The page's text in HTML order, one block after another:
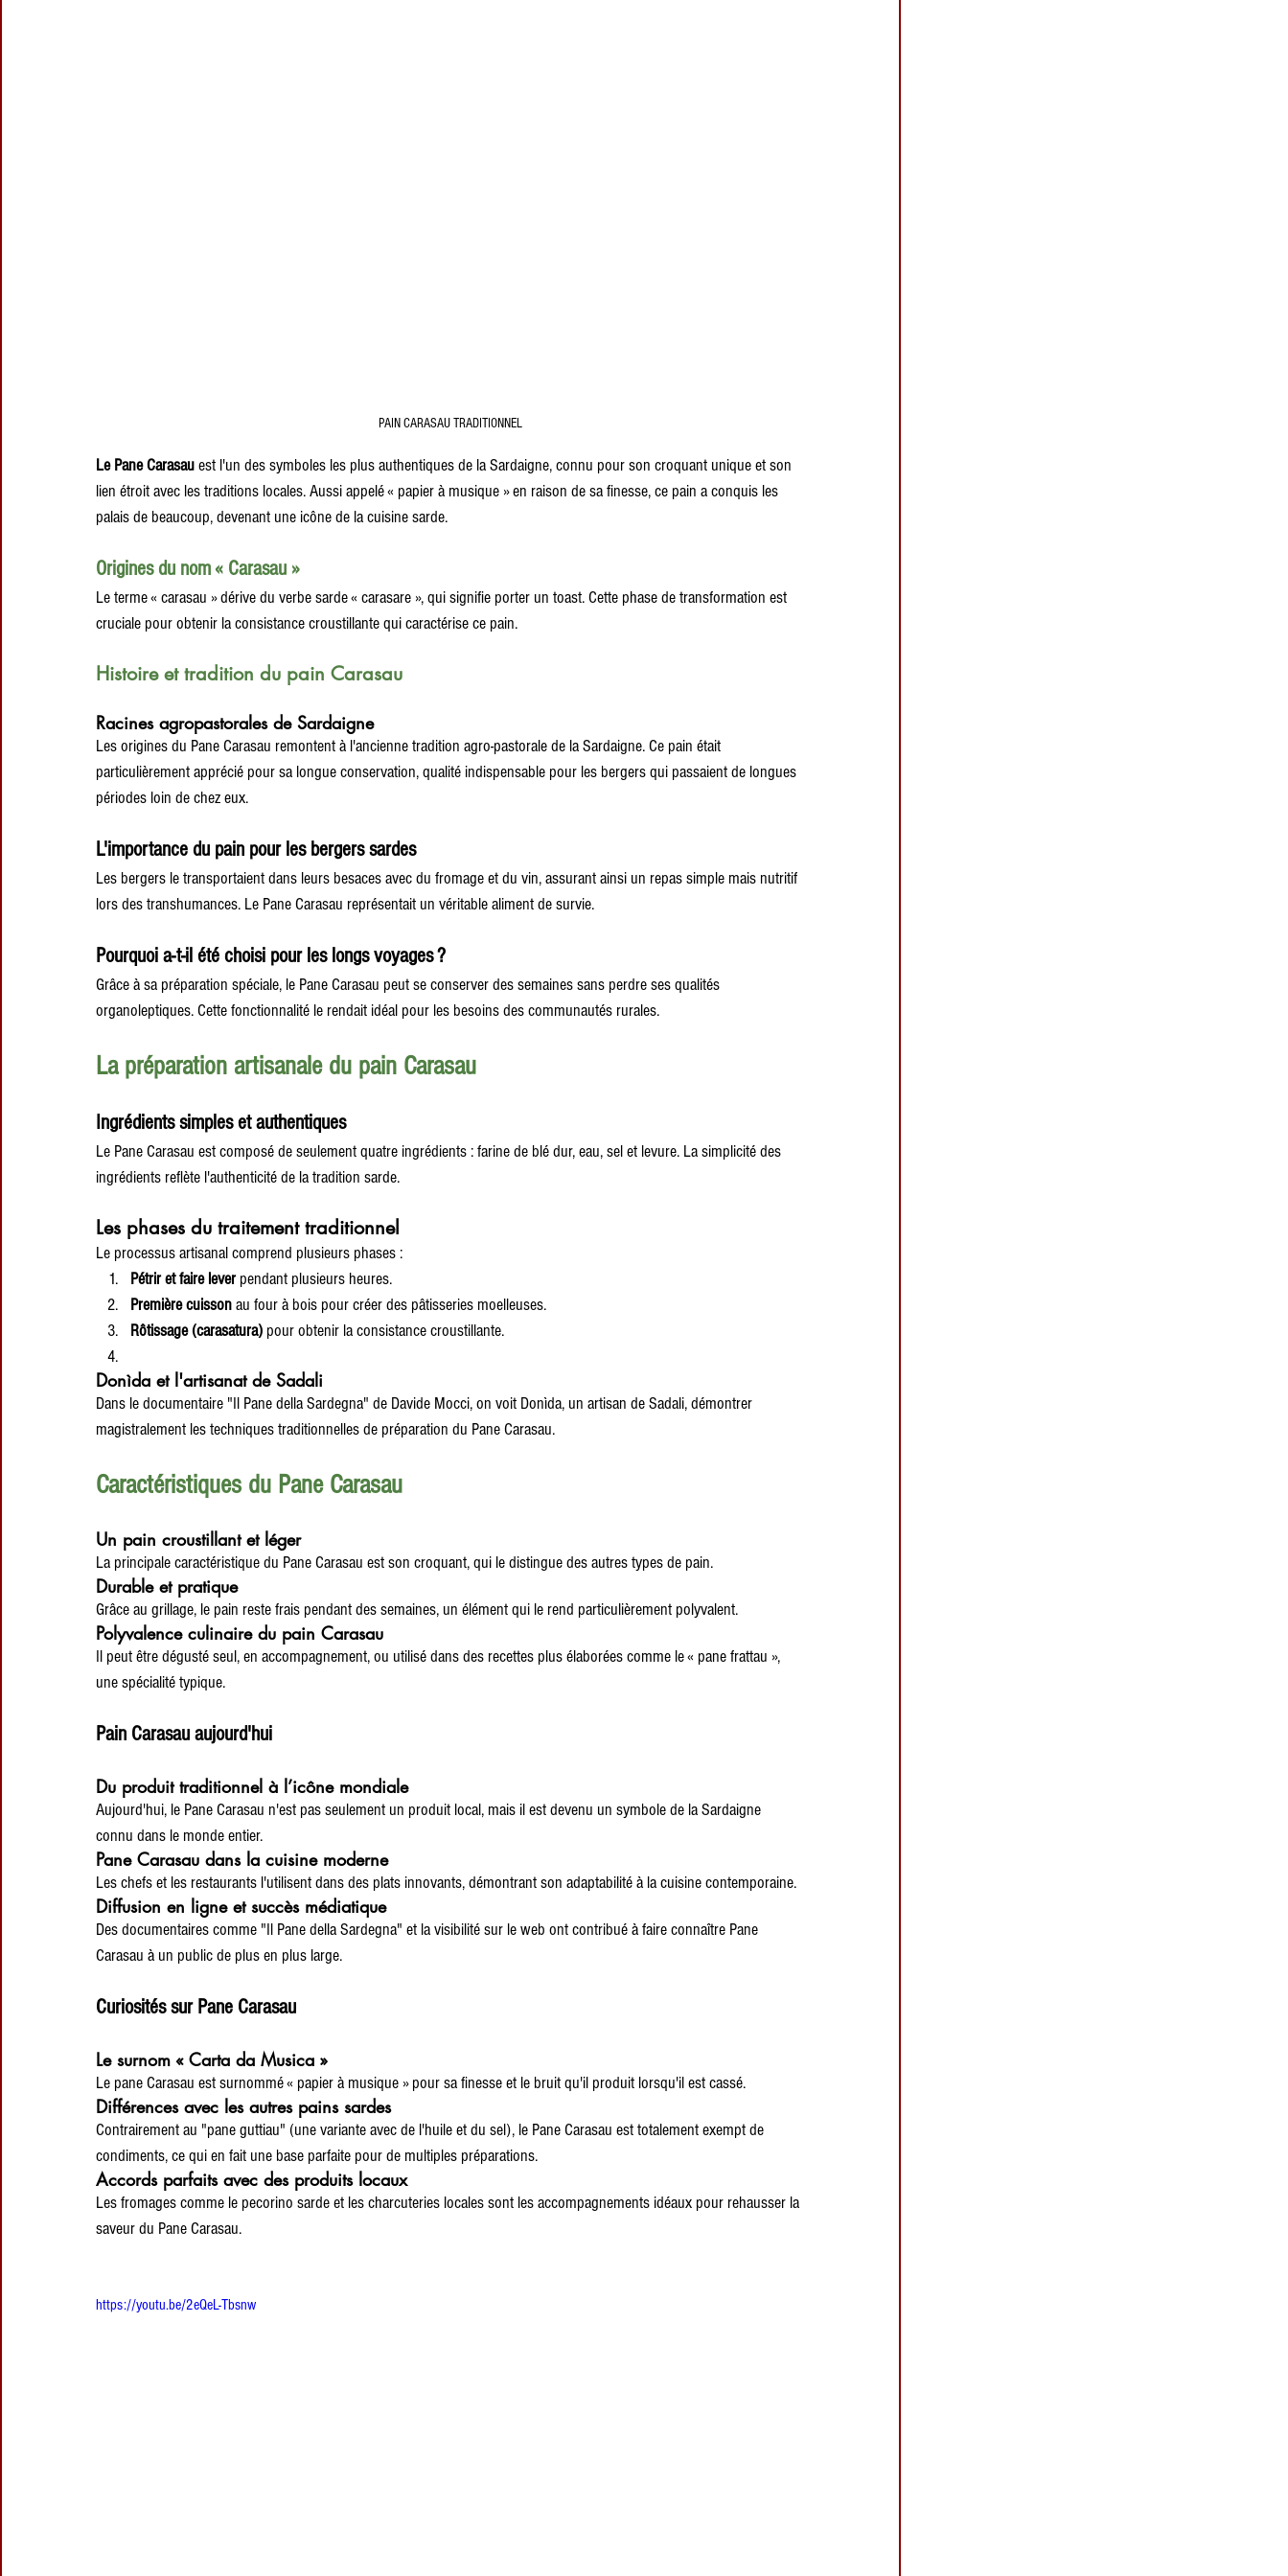
PAIN CARASAU TRADITIONNEL
Le Pane Carasau est l'un des symboles les plus authentiques de la Sardaigne, connu pour son croquant unique et son
lien étroit avec les traditions locales. Aussi appelé « papier à musique » en raison de sa finesse, ce pain a conquis les
palais de beaucoup, devenant une icône de la cuisine sarde.
Origines du nom « Carasau »
Le terme « carasau » dérive du verbe sarde « carasare », qui signifie porter un toast. Cette phase de transformation est
cruciale pour obtenir la consistance croustillante qui caractérise ce pain.
Histoire et tradition du pain Carasau
Racines agropastorales de Sardaigne
Les origines du Pane Carasau remontent à l'ancienne tradition agro-pastorale de la Sardaigne. Ce pain était
particulièrement apprécié pour sa longue conservation, qualité indispensable pour les bergers qui passaient de longues
périodes loin de chez eux.
L'importance du pain pour les bergers sardes
Les bergers le transportaient dans leurs besaces avec du fromage et du vin, assurant ainsi un repas simple mais nutritif
lors des transhumances. Le Pane Carasau représentait un véritable aliment de survie.
Pourquoi a-t-il été choisi pour les longs voyages ?
Grâce à sa préparation spéciale, le Pane Carasau peut se conserver des semaines sans perdre ses qualités
organoleptiques. Cette fonctionnalité le rendait idéal pour les besoins des communautés rurales.
La préparation artisanale du pain Carasau
Ingrédients simples et authentiques
Le Pane Carasau est composé de seulement quatre ingrédients : farine de blé dur, eau, sel et levure. La simplicité des
ingrédients reflète l'authenticité de la tradition sarde.
Les phases du traitement traditionnel
Le processus artisanal comprend plusieurs phases :
Pétrir et faire lever pendant plusieurs heures.
Première cuisson au four à bois pour créer des pâtisseries moelleuses.
Rôtissage (carasatura) pour obtenir la consistance croustillante.
Donìda et l'artisanat de Sadali
Dans le documentaire "Il Pane della Sardegna" de Davide Mocci, on voit Donìda, un artisan de Sadali, démontrer
magistralement les techniques traditionnelles de préparation du Pane Carasau.
Caractéristiques du Pane Carasau
Un pain croustillant et léger
La principale caractéristique du Pane Carasau est son croquant, qui le distingue des autres types de pain.
Durable et pratique
Grâce au grillage, le pain reste frais pendant des semaines, un élément qui le rend particulièrement polyvalent.
Polyvalence culinaire du pain Carasau
Il peut être dégusté seul, en accompagnement, ou utilisé dans des recettes plus élaborées comme le « pane frattau »,
une spécialité typique.
Pain Carasau aujourd'hui
Du produit traditionnel à l’icône mondiale
Aujourd'hui, le Pane Carasau n'est pas seulement un produit local, mais il est devenu un symbole de la Sardaigne
connu dans le monde entier.
Pane Carasau dans la cuisine moderne
Les chefs et les restaurants l'utilisent dans des plats innovants, démontrant son adaptabilité à la cuisine contemporaine.
Diffusion en ligne et succès médiatique
Des documentaires comme "Il Pane della Sardegna" et la visibilité sur le web ont contribué à faire connaître Pane
Carasau à un public de plus en plus large.
Curiosités sur Pane Carasau
Le surnom « Carta da Musica »
Le pane Carasau est surnommé « papier à musique » pour sa finesse et le bruit qu'il produit lorsqu'il est cassé.
Différences avec les autres pains sardes
Contrairement au "pane guttiau" (une variante avec de l'huile et du sel), le Pane Carasau est totalement exempt de
condiments, ce qui en fait une base parfaite pour de multiples préparations.
Accords parfaits avec des produits locaux
Les fromages comme le pecorino sarde et les charcuteries locales sont les accompagnements idéaux pour rehausser la
saveur du Pane Carasau.
https://youtu.be/2eQeL-Tbsnw